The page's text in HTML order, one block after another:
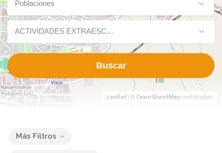
Leaflet | © OpenStreetMap contributors
Poblaciones
ACTIVIDADES EXTRAESCOLARES Y CAMPAMENTOS
Buscar
Más Filtros